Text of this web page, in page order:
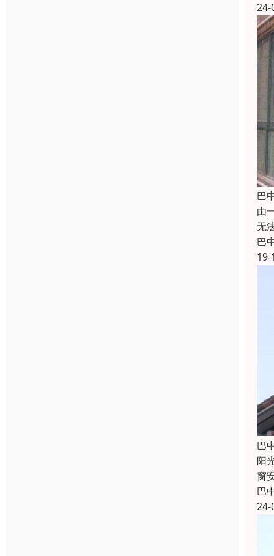
24-
巴
由
无
巴
19-
巴
阳
窗
巴
24-